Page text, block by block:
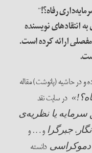
رفاه؟!”
انتقادهای نویسنده
ارائه کرده است.
و در حاشیه (پانوشت) مقاله
در سایت نقد
یا نظریه‌ی
، جبرگراو . . . و
دانسته